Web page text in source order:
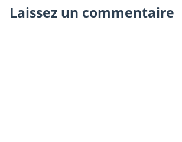
Laissez un commentaire